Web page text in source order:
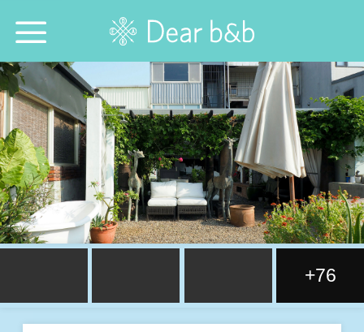
首頁
尋找旅宿防疫模範生！
想跟誰旅行？
想去哪旅行？
每週特輯
+76